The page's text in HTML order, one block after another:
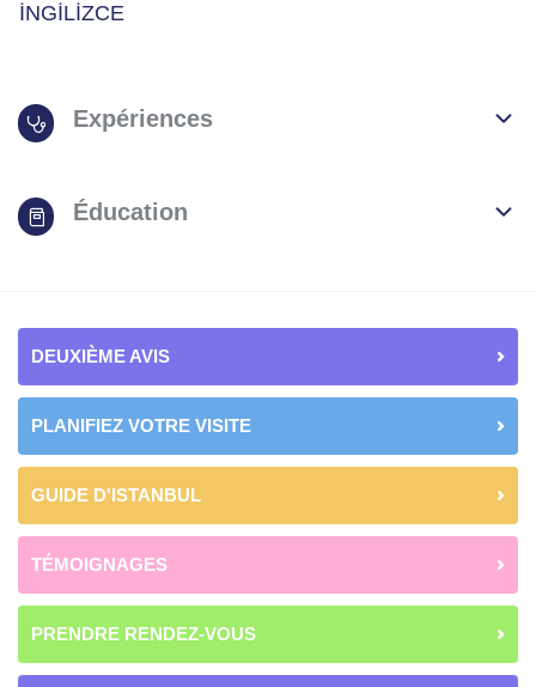
İNGİLİZCE
Expériences
Éducation
DEUXIÈME AVIS
PLANIFIEZ VOTRE VISITE
GUIDE D'ISTANBUL
TÉMOIGNAGES
PRENDRE RENDEZ-VOUS